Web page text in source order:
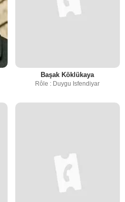
Başak Köklükaya
Rôle : Duygu Isfendiyar